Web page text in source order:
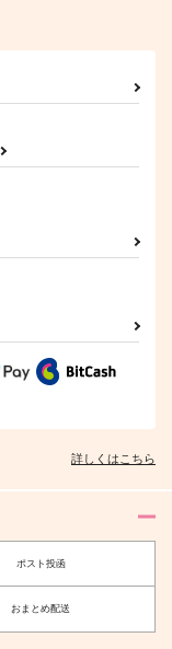
スズランノシロ
詳しくはこちら
ポスト投函
おまとめ配送